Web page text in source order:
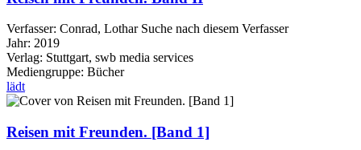
Verfasser: Conrad, Lothar Suche nach diesem Verfasser
Jahr: 2019
Verlag: Stuttgart, swb media services
Mediengruppe: Bücher
lädt
Reisen mit Freunden. [Band 1]